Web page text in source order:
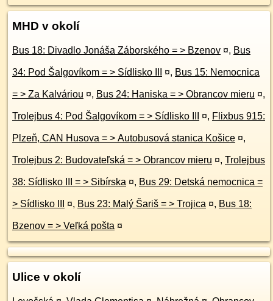
MHD v okolí
Bus 18: Divadlo Jonáša Záborského = > Bzenov ¤, Bus
34: Pod Šalgovíkom = > Sídlisko III ¤, Bus 15: Nemocnica
= > Za Kalváriou ¤, Bus 24: Haniska = > Obrancov mieru ¤,
Trolejbus 4: Pod Šalgovíkom = > Sídlisko III ¤, Flixbus 915:
Plzeň, CAN Husova = > Autobusová stanica Košice ¤,
Trolejbus 2: Budovateľská = > Obrancov mieru ¤, Trolejbus
38: Sídlisko III = > Sibírska ¤, Bus 29: Detská nemocnica =
> Sídlisko III ¤, Bus 23: Malý Šariš = > Trojica ¤, Bus 18:
Bzenov = > Veľká pošta ¤
Ulice v okolí